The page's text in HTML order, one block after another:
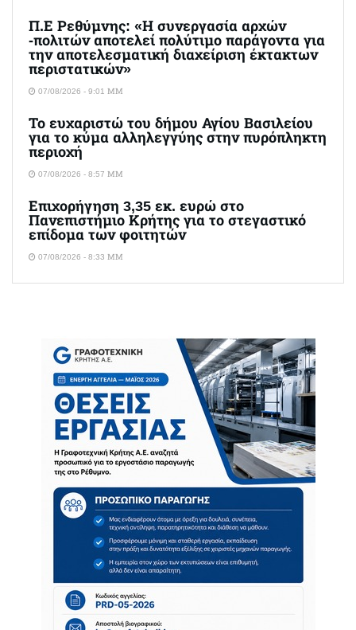
Π.Ε Ρεθύμνης: «Η συνεργασία αρχών
-πολιτών αποτελεί πολύτιμο παράγοντα για
την αποτελεσματική διαχείριση έκτακτων
περιστατικών»
07/08/2026 - 9:01 ΜΜ
Το ευχαριστώ του δήμου Αγίου Βασιλείου
για το κύμα αλληλεγγύης στην πυρόπληκτη
περιοχή
07/08/2026 - 8:57 ΜΜ
Επιχορήγηση 3,35 εκ. ευρώ στο
Πανεπιστήμιο Κρήτης για το στεγαστικό
επίδομα των φοιτητών
07/08/2026 - 8:33 ΜΜ